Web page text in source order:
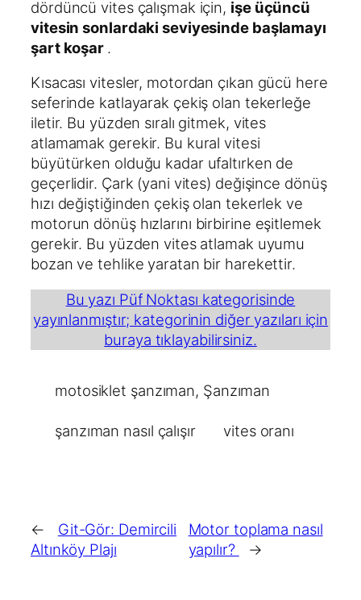
dördüncü vites çalışmak için, işe üçüncü
vitesin sonlardaki seviyesinde başlamayı
şart koşar .
Kısacası vitesler, motordan çıkan gücü here
seferinde katlayarak çekiş olan tekerleğe
iletir. Bu yüzden sıralı gitmek, vites
atlamamak gerekir. Bu kural vitesi
büyütürken olduğu kadar ufaltırken de
geçerlidir. Çark (yani vites) değişince dönüş
hızı değiştiğinden çekiş olan tekerlek ve
motorun dönüş hızlarını birbirine eşitlemek
gerekir. Bu yüzden vites atlamak uyumu
bozan ve tehlike yaratan bir harekettir.
Bu yazı Püf Noktası kategorisinde
yayınlanmıştır; kategorinin diğer yazıları için
buraya tıklayabilirsiniz.
motosiklet şanzıman, Şanzıman
şanzıman nasıl çalışır vites oranı
←
Git-Gör: Demircili
Altınköy Plajı
Motor toplama nasıl
yapılır?
→